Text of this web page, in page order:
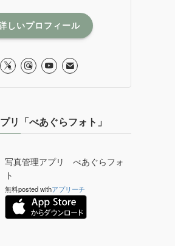
しいプロフィール
リ「べあぐらフォト」
写真管理アプリ べあぐらフォ
ト
無料posted withアプリーチ